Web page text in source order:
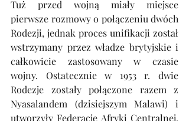
Tuż przed wojną miały miejsce
pierwsze rozmowy o połączeniu dwóch
Rodezji, jednak proces unifikacji został
wstrzymany przez władze brytyjskie i
całkowicie zastosowany w czasie
wojny. Ostatecznie w 1953 r. dwie
Rodezje zostały połączone razem z
Nyasalandem (dzisiejszym Malawi) i
utworzyły Federację Afryki Centralnej.